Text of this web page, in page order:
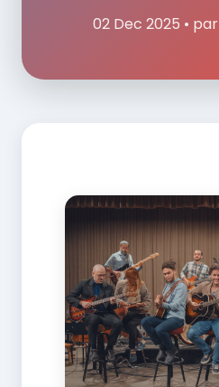
02 Dec 2025 • par